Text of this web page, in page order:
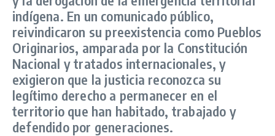
indígena. En un comunicado público,
reivindicaron su preexistencia como Pueblos
Originarios, amparada por la Constitución
Nacional y tratados internacionales, y
exigieron que la justicia reconozca su
legítimo derecho a permanecer en el
territorio que han habitado, trabajado y
defendido por generaciones.